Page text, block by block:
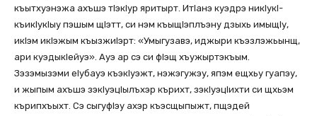
къытхуэнэжа ахъшэ тIэкIур яритырт. ИтIанэ куэдрэ никIукI-
къикIукIыу пэшым щIэтт, си нэм къыщIэплъэну дзыхь имыщIу,
икIэм икIэжым къызжиIэрт: «Умыгузавэ, иджыри къэзлэжьынщ,
ари куэдыкIейуэ». Ауэ ар сэ си фIэщ хъужыртэкъым.
Зэзэмызэми еIубауэ къэкIуэжт, нэжэгужэу, япэм ещхьу гуапэу,
и жыпым ахъшэ зэкIуэцIылъхэр кърихт, зэкIуэцIихти си щхьэм
кърипхъыхт. Сэ сыгуфIэу ахэр къэсщыпыжт, пщэдей